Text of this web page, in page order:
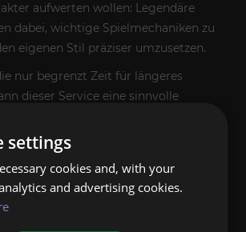
aufwerten wollen: Legendäre
dabei, wichtige Spielmechaniken zu
eigenen Stil präziser umzusetzen.
nur begrenzt Zeit für längeres
dieser Service eine sinnvolle
jeden Slot über viele Spielsessions
Sie gezielt legendäre
für weitere
wie Aspekte, Tempering, Imprinting
settings
cookies and, with your
and advertising cookies.